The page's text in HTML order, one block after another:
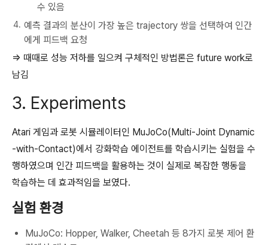
수 있음
예측 결과의 분산이 가장 높은 trajectory 쌍을 선택하여 인간
에게 피드백 요청
⇒ 때때로 성능 저하를 일으켜 구체적인 방법론은 future work로
남김
3. Experiments
Atari 게임과 로봇 시뮬레이터인 MuJoCo(Multi-Joint Dynamic
-with-Contact)에서 강화학습 에이전트를 학습시키는 실험을 수
행하였으며 인간 피드백을 활용하는 것이 실제로 복잡한 행동을
학습하는 데 효과적임을 보였다.
실험 환경
MuJoCo: Hopper, Walker, Cheetah 등 8가지 로봇 제어 환